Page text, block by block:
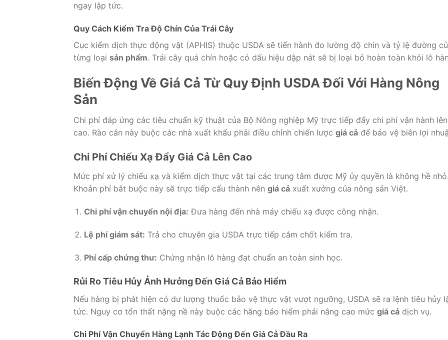
ngay lập tức.
Quy Cách Kiểm Tra Độ Chín Của Trái Cây
Cục kiểm dịch thực động vật (APHIS) thuộc USDA sẽ tiến hành đo lường độ chín và tỷ lệ đường
từng loại sản phẩm. Trái cây quá chín hoặc có dấu hiệu dập nát sẽ bị loại bỏ hoàn toàn khỏi lô
Biến Động Về Giá Cả Từ Quy Định USDA Đối Với Hàng Nông
Sản
Chi phí đáp ứng các tiêu chuẩn kỹ thuật của Bộ Nông nghiệp Mỹ trực tiếp đẩy chi phí vận hành lên
cao. Rào cản này buộc các nhà xuất khẩu phải điều chỉnh chiến lược giá cả để bảo vệ biên lợi
Chi Phí Chiếu Xạ Đẩy Giá Cả Lên Cao
Mức phí xử lý chiếu xạ và kiểm dịch thực vật tại các trung tâm được Mỹ ủy quyền là không hề
Khoản phí bắt buộc này sẽ trực tiếp cấu thành nên giá cả xuất xưởng của nông sản Việt.
Chi phí vận chuyển nội địa: Đưa hàng đến nhà máy chiếu xạ được công nhận.
Lệ phí giám sát: Trả cho chuyên gia USDA trực tiếp cắm chốt kiểm tra.
Phí cấp chứng thư: Chứng nhận lô hàng đạt chuẩn an toàn sinh học.
Rủi Ro Tiêu Hủy Ảnh Hưởng Đến Giá Cả Bảo Hiểm
Nếu hàng bị phát hiện có dư lượng thuốc bảo vệ thực vật vượt ngưỡng, USDA sẽ ra lệnh tiêu hủy
tức. Nguy cơ tổn thất nặng nề này buộc các hãng bảo hiểm phải nâng cao mức giá cả dịch vụ.
Chi Phí Vận Chuyển Hàng Lạnh Tác Động Đến Giá Cả Đầu Ra